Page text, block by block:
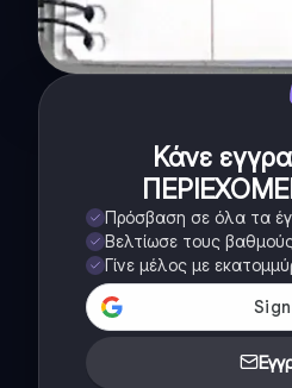
Κάνε
Πρόσβαση σε όλα τα
Βελτίωσε τους
Γίνε μέλος με